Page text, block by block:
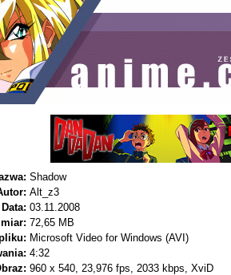
Shadow
Alt_z3
Data: 03.11.2008
72,65 MB
Microsoft Video for Windows (AVI)
4:32
960 x 540, 23,976 fps, 2033 kbps, XviD